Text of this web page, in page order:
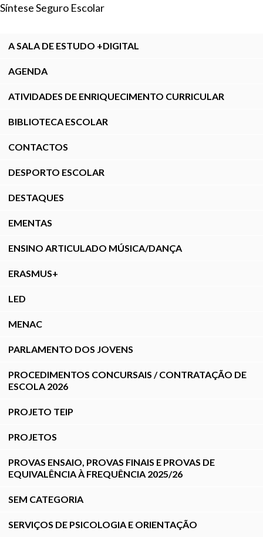
Síntese Seguro Escolar
A SALA DE ESTUDO +DIGITAL
AGENDA
ATIVIDADES DE ENRIQUECIMENTO CURRICULAR
BIBLIOTECA ESCOLAR
CONTACTOS
DESPORTO ESCOLAR
DESTAQUES
EMENTAS
ENSINO ARTICULADO MÚSICA/DANÇA
ERASMUS+
LED
MENAC
PARLAMENTO DOS JOVENS
PROCEDIMENTOS CONCURSAIS / CONTRATAÇÃO DE
ESCOLA 2026
PROJETO TEIP
PROJETOS
PROVAS ENSAIO, PROVAS FINAIS E PROVAS DE
EQUIVALÊNCIA À FREQUÊNCIA 2025/26
SEM CATEGORIA
SERVIÇOS DE PSICOLOGIA E ORIENTAÇÃO